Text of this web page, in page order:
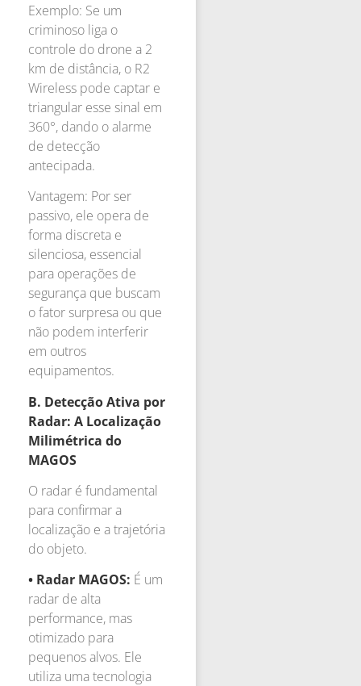
Exemplo: Se um
criminoso liga o
controle do drone a 2
km de distância, o R2
Wireless pode captar e
triangular esse sinal em
360°, dando o alarme
de detecção
antecipada.
Vantagem: Por ser
passivo, ele opera de
forma discreta e
silenciosa, essencial
para operações de
segurança que buscam
o fator surpresa ou que
não podem interferir
em outros
equipamentos.
B. Detecção Ativa por
Radar: A Localização
Milimétrica do
MAGOS
O radar é fundamental
para confirmar a
localização e a trajetória
do objeto.
• Radar MAGOS: É um
radar de alta
performance, mas
otimizado para
pequenos alvos. Ele
utiliza uma tecnologia